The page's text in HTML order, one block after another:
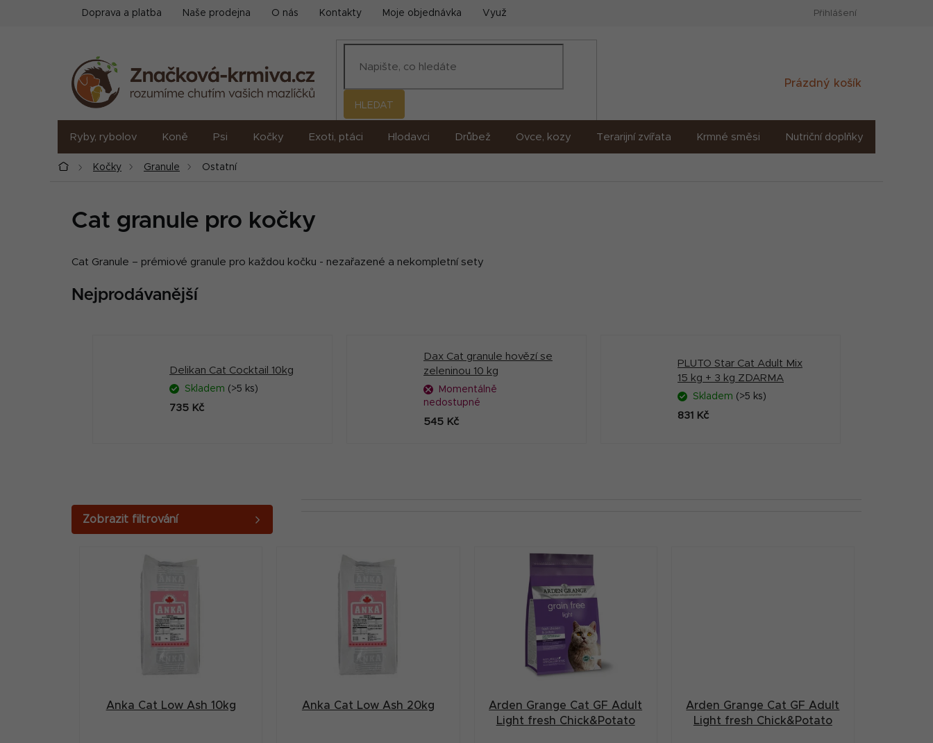
Doprava a platba Naše prodejna O nás Kontakty Moje objednávka Využití umělé inteligence (AI) Přihlášení
HLEDAT
Nákupní
Prázdný košík
Ryby, rybolov Koně Psi Kočky Exoti, ptáci Hlodavci Drůbež Ovce, kozy Terarijní zvířata Krmné směsi Nutriční doplňky
DomůKočky Granule Ostatní
Cat granule pro kočky
Cat Granule – prémiové granule pro každou kočku - nezařazené a nekompletní sety
Nejprodávanější
Delikan Cat Cocktail 10kg
Skladem (>5 ks)
735 Kč
Dax Cat granule hovězí se
zeleninou 10 kg
Momentálně
nedostupné
545 Kč
PLUTO Star Cat Adult Mix
15 kg + 3 kg ZDARMA
Skladem (>5 ks)
831 Kč
o
Anka Cat Low Ash 10kg Anka Cat Low Ash 20kg
Arden Grange Cat GF Adult
Light fresh Chick&Potato
Arden Grange Cat GF Adult
Light fresh Chick&Potato